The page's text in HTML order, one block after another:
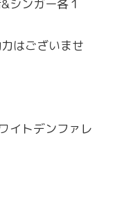
シンガー各１
はございませ
イトデンファレ